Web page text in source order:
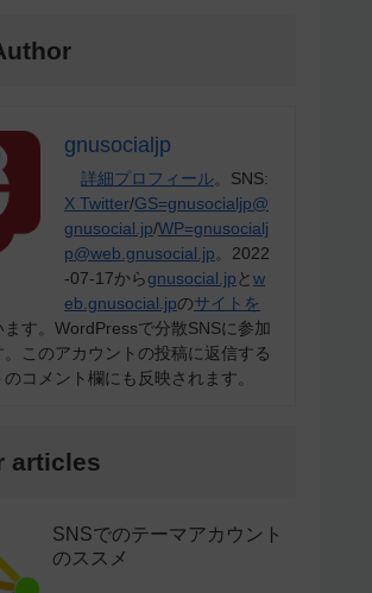
gnusocialjp
詳細プロフィール。SNS:
X Twitter/GS=gnusocialjp@
gnusocial.jp/WP=gnusocialj
p@web.gnusocial.jp。2022
-07-17からgnusocial.jpとw
eb.gnusocial.jpのサイトを
ます。WordPressで分散SNSに参加
。このアカウントの投稿に返信する
コメント欄にも反映されます。
articles
SNSでのテーマアカウント
のススメ